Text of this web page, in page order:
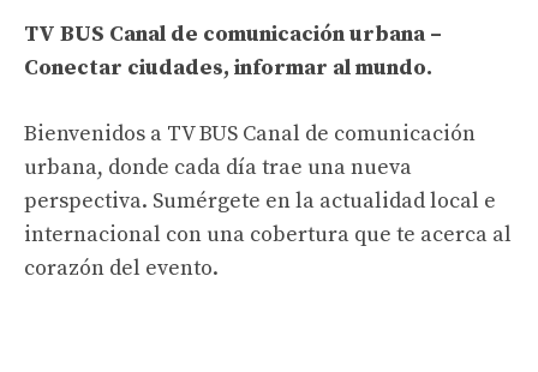
TV BUS Canal de comunicación urbana –
Conectar ciudades, informar al mundo.
Bienvenidos a TV BUS Canal de comunicación
urbana, donde cada día trae una nueva
perspectiva. Sumérgete en la actualidad local e
internacional con una cobertura que te acerca al
corazón del evento.